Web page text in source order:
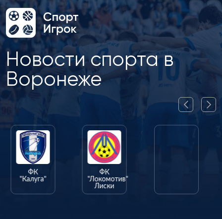
Новости спорта в
Воронеже
ФК
"Калуга"
ФК
"Локомотив"
Лиски